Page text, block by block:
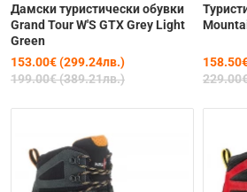
Изчерпана
Дамски туристически обувки
Grand Tour W'S GTX Grey Light
Green
153.00€ (299.24лв.)
199.00€ (389.21лв.)